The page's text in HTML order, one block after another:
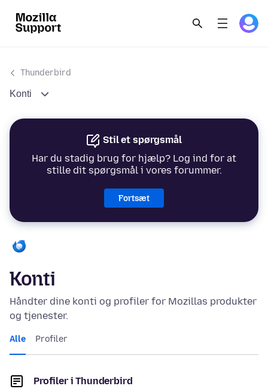
Thunderbird
Konti
Stil et spørgsmål
Har du stadig brug for hjælp? Log ind for at
stille dit spørgsmål i vores forummer.
Fortsæt
Konti
Håndter dine konti og profiler for Mozillas produkter
og tjenester.
Alle Profiler
Profiler i Thunderbird